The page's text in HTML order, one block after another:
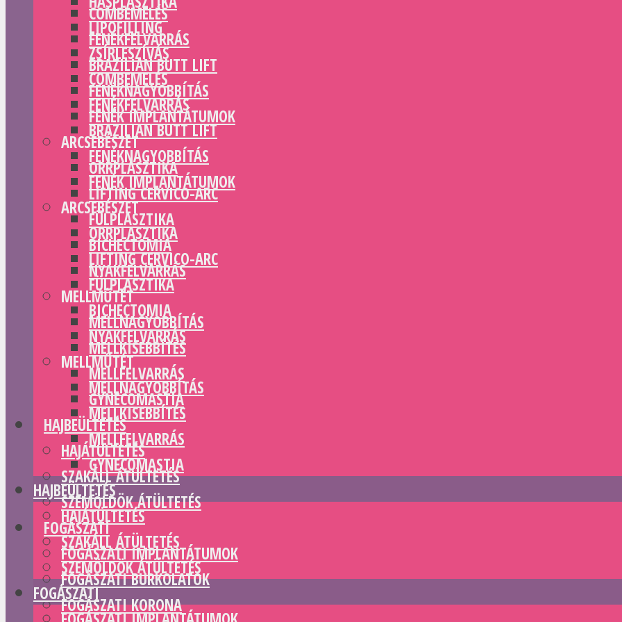
COMBEMELÉS
FENÉKFELVARRÁS
BRAZILIAN BUTT LIFT
FENÉKNAGYOBBÍTÁS
FENÉK IMPLANTÁTUMOK
ARCSEBÉSZET
ORRPLASZTIKA
LIFTING CERVICO-ARC
FÜLPLASZTIKA
BICHECTOMIA
NYAKFELVARRÁS
MELLMŰTÉT
MELLNAGYOBBÍTÁS
MELLKISEBBÍTÉS
MELLFELVARRÁS
GYNECOMASTIA
HAJBEÜLTETÉS
HAJÁTÜLTETÉS
SZAKÁLL ÁTÜLTETÉS
SZEMÖLDÖK ÁTÜLTETÉS
FOGÁSZATI
FOGÁSZATI IMPLANTÁTUMOK
FOGÁSZATI BURKOLATOK
FOGÁSZATI KORONA
LIPOFILLING
ZSÍRLESZÍVÁS
COMBEMELÉS
FENÉKFELVARRÁS
BRAZILIAN BUTT LIFT
FENÉKNAGYOBBÍTÁS
FENÉK IMPLANTÁTUMOK
ARCSEBÉSZET
ORRPLASZTIKA
LIFTING CERVICO-ARC
FÜLPLASZTIKA
BICHECTOMIA
NYAKFELVARRÁS
MELLMŰTÉT
MELLNAGYOBBÍTÁS
MELLKISEBBÍTÉS
MELLFELVARRÁS
GYNECOMASTIA
HAJBEÜLTETÉS
HAJÁTÜLTETÉS
SZAKÁLL ÁTÜLTETÉS
SZEMÖLDÖK ÁTÜLTETÉS
FOGÁSZATI